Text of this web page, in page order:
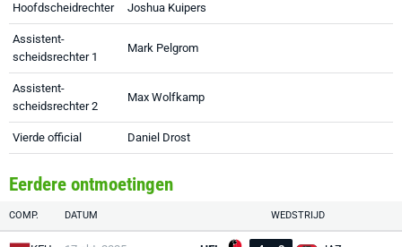
Hoofdscheidrechter Joshua Kuipers
Assistent-
scheidsrechter 1
Mark Pelgrom
Assistent-
scheidsrechter 2
Max Wolfkamp
Vierde official Daniel Drost
Eerdere ontmoetingen
COMP. DATUM WEDSTRIJD